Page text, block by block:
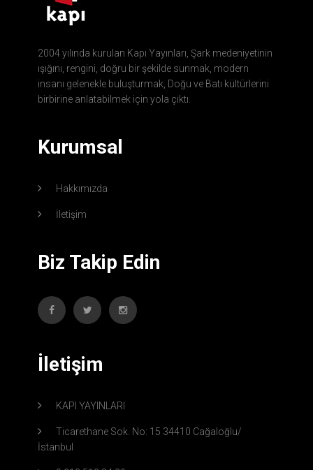
2004 yılında kurulan Kapı Yayınları, Şark medeniyetinin
ışığını, rengini, doğru bir şekilde sunmak, modern
insanı gelenekle buluşturmak, Doğu ve Batı kültürlerini
birbirine anlatabilmek için yola çıktı.
Kurumsal
Hakkımızda
İletişim
Biz Takip Edin
İletişim
KAPI YAYINLARI
Ticarethane Sok. No: 15 34410 Cağaloğlu/
İstanbul